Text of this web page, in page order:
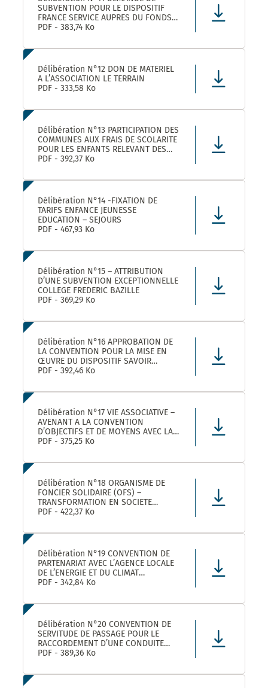
SUBVENTION POUR LE DISPOSITIF
FRANCE SERVICE AUPRES DU FONDS
NATIONAL D’AMENAGEMENT ET DE
DU FONDS NATIONAL FRANCE
PDF - 383,74 Ko
Délibération N°12 DON DE MATERIEL
A L’ASSOCIATION LE TERRAIN
PDF - 333,58 Ko
Délibération N°13 PARTICIPATION DES
COMMUNES AUX FRAIS DE SCOLARITE
POUR LES ENFANTS RELEVANT DES
DISPOSITIFS ULISS ET DAR
CASTELNAUVIENNES
PDF - 392,37 Ko
Délibération N°14 -FIXATION DE
TARIFS ENFANCE JEUNESSE
EDUCATION – SEJOURS
PDF - 467,93 Ko
Délibération N°15 – ATTRIBUTION
D’UNE SUBVENTION EXCEPTIONNELLE
COLLEGE FREDERIC BAZILLE
PDF - 369,29 Ko
Délibération N°16 APPROBATION DE
LA CONVENTION POUR LA MISE EN
ŒUVRE DU DISPOSITIF SAVOIR
ROULER A VELO AVEC MONTPELLIER
PDF - 392,46 Ko
Délibération N°17 VIE ASSOCIATIVE –
AVENANT A LA CONVENTION
D’OBJECTIFS ET DE MOYENS AVEC LA
FEDERATION REGIONALE DES
CULTURE OCCITANIE POUR L’ANNEE
CONVENTION DE PARTENARIAT SIGNEE
POUR LA
PDF - 375,25 Ko
Délibération N°18 ORGANISME DE
FONCIER SOLIDAIRE (OFS) –
TRANSFORMATION EN SOCIETE
COOPERATIVE D’INTERET COLLECTIF
CAPITAL – APPROBATION –
PDF - 422,37 Ko
Délibération N°19 CONVENTION DE
PARTENARIAT AVEC L’AGENCE LOCALE
DE L’ENERGIE ET DU CLIMAT
MONTPELLIER METROPOLE :
PDF - 342,84 Ko
Délibération N°20 CONVENTION DE
SERVITUDE DE PASSAGE POUR LE
RACCORDEMENT D’UNE CONDUITE
EAUX PLUVIALES DANS LE CADRE DE
AVENUE DE L’EUROPE SUR LA
PDF - 389,36 Ko